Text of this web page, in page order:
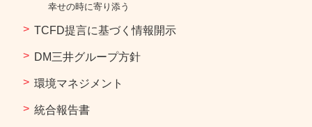
幸せの時に寄り添う​
TCFD提言に基づく情報開示
DM三井グループ方針
環境マネジメント
統合報告書​